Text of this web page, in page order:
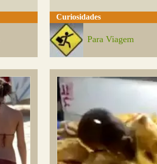
Curiosidades
Para Viagem